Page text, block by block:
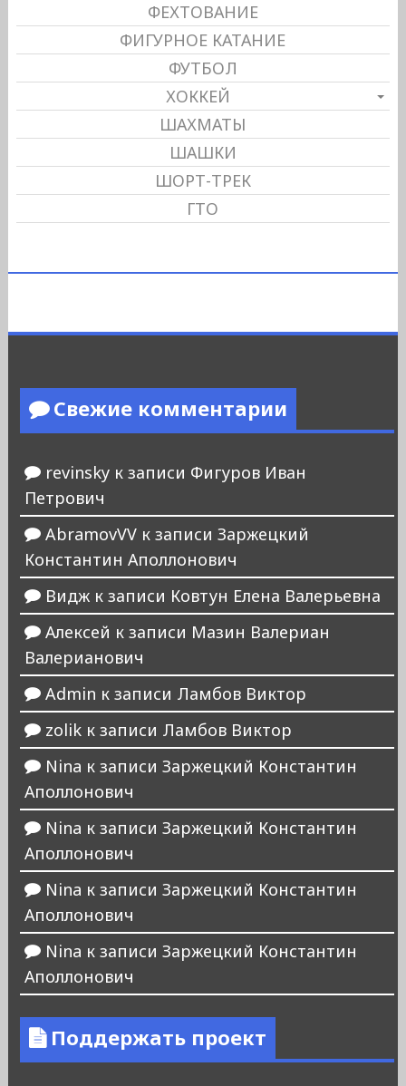
ФЕХТОВАНИЕ
ФИГУРНОЕ КАТАНИЕ
ФУТБОЛ
ХОККЕЙ
ШАХМАТЫ
ШАШКИ
ШОРТ-ТРЕК
ГТО
Свежие комментарии
revinskyк записи Фигуров Иван
Петрович
AbramovVVк записи Заржецкий
Константин Аполлонович
Виджк записи Ковтун Елена Валерьевна
Алексей к записи Мазин Валериан
Валерианович
Admin к записи Ламбов Виктор
zolikк записи Ламбов Виктор
Nina к записи Заржецкий Константин
Аполлонович
Nina к записи Заржецкий Константин
Аполлонович
Nina к записи Заржецкий Константин
Аполлонович
Nina к записи Заржецкий Константин
Аполлонович
Поддержать проект